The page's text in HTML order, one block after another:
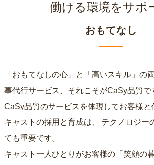
働ける環境をサポ
おもてなし
「おもてなしの心」と「高いスキル」の
事代行サービス、それこそがCaSy品質で
CaSy品質のサービスを体現してお客様と
キャストの採用と育成は、
ても重要です。
キャスト一人ひとりがお客様の「笑顔の